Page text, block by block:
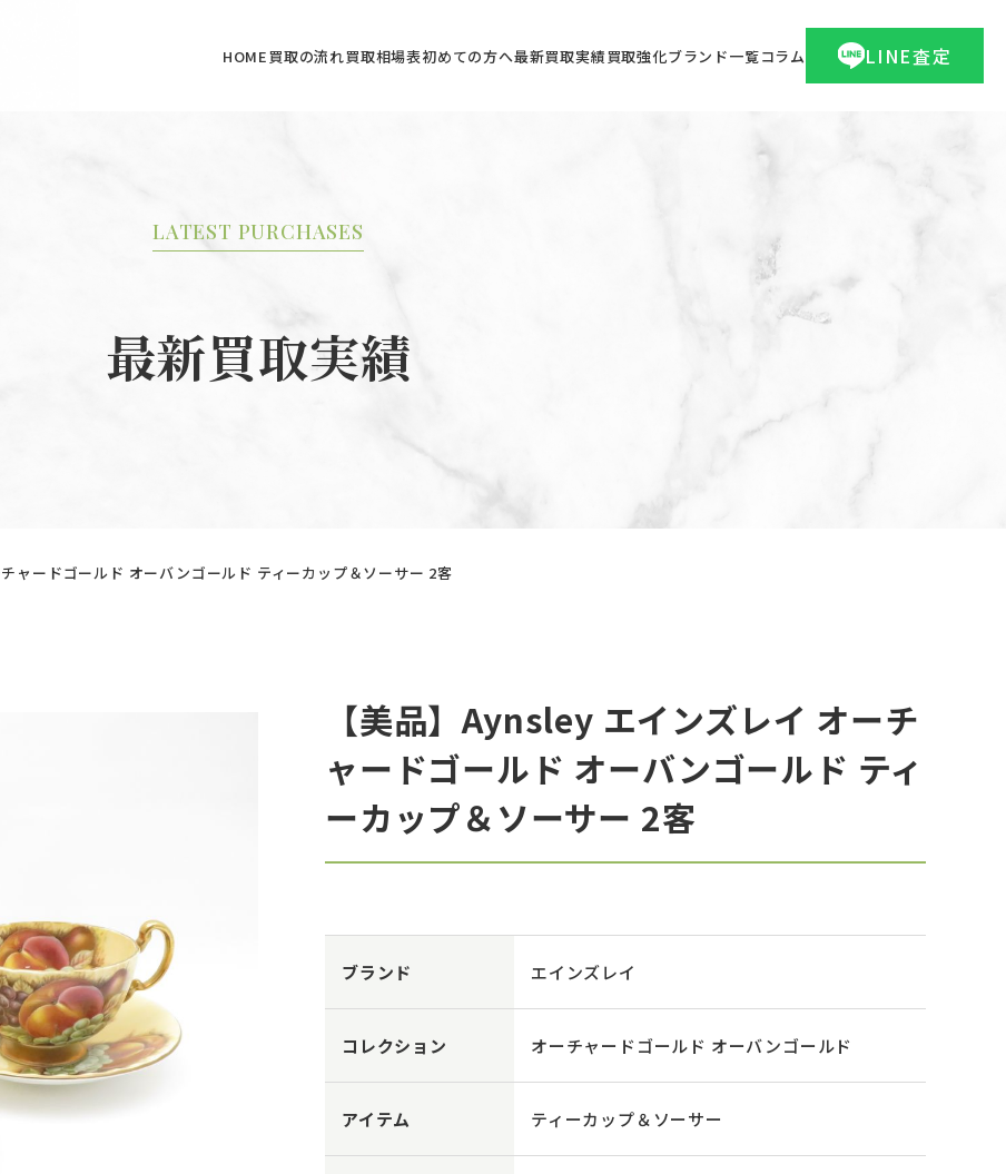
HOME買取の流れ買取相場表初めての方へ最新買取実績買取強化ブランド一覧コラム LINE査定
LATEST PURCHASES
最新買取実績
ャードゴールド オーバンゴールド ティーカップ＆ソーサー 2客
【美品】Aynsley エインズレイ オーチ
ャードゴールド オーバンゴールド ティ
ーカップ＆ソーサー 2客
ブランド エインズレイ
コレクション オーチャードゴールド オーバンゴールド
アイテム ティーカップ＆ソーサー